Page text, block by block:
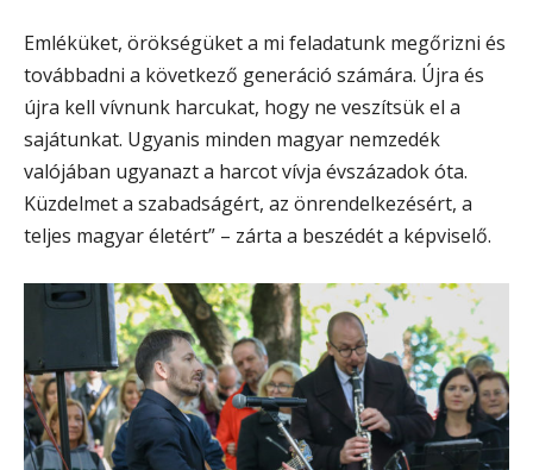
Emléküket, örökségüket a mi feladatunk megőrizni és
továbbadni a következő generáció számára. Újra és
újra kell vívnunk harcukat, hogy ne veszítsük el a
sajátunkat. Ugyanis minden magyar nemzedék
valójában ugyanazt a harcot vívja évszázadok óta.
Küzdelmet a szabadságért, az önrendelkezésért, a
teljes magyar életért” – zárta a beszédét a képviselő.